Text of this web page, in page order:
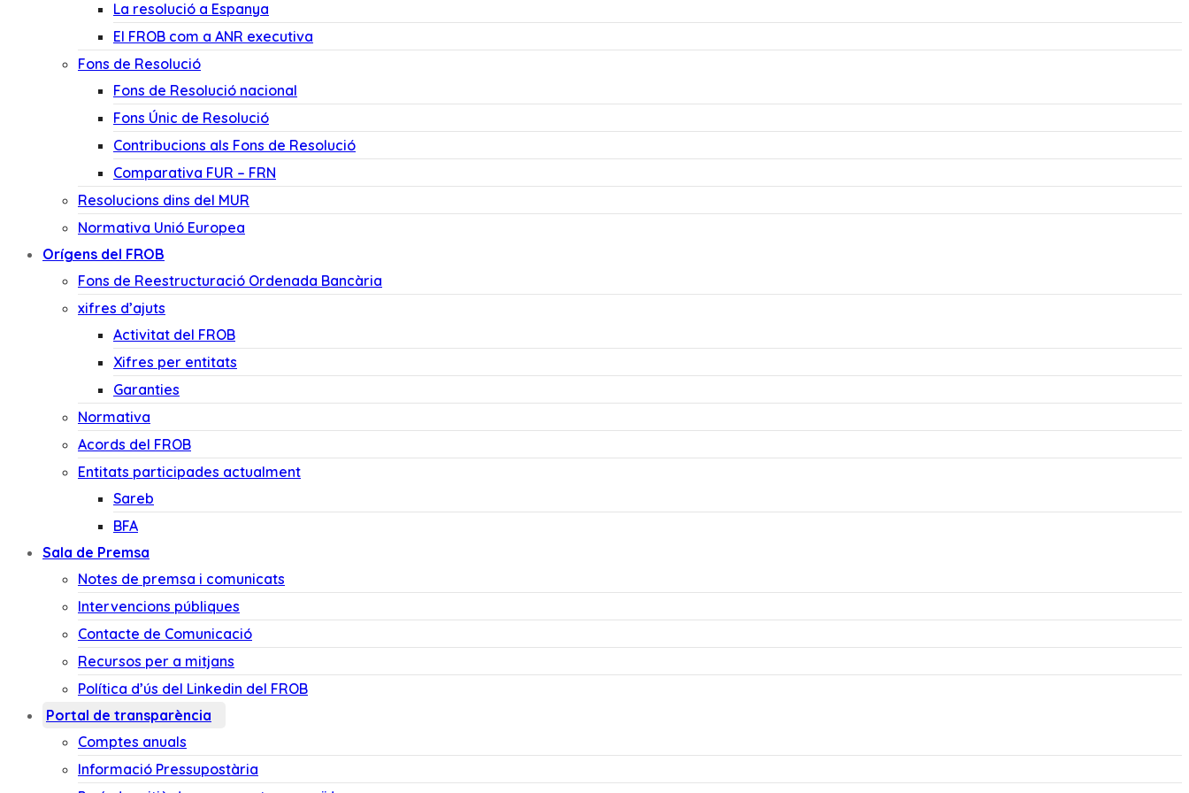
La resolució a Espanya
El FROB com a ANR executiva
Fons de Resolució
Fons de Resolució nacional
Fons Únic de Resolució
Contribucions als Fons de Resolució
Comparativa FUR – FRN
Resolucions dins del MUR
Normativa Unió Europea
Orígens del FROB
Fons de Reestructuració Ordenada Bancària
xifres d’ajuts
Activitat del FROB
Xifres per entitats
Garanties
Normativa
Acords del FROB
Entitats participades actualment
Sareb
BFA
Sala de Premsa
Notes de premsa i comunicats
Intervencions públiques
Contacte de Comunicació
Recursos per a mitjans
Política d’ús del Linkedin del FROB
Portal de transparència
Comptes anuals
Informació Pressupostària